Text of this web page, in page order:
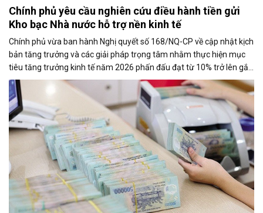
Chính phủ yêu cầu nghiên cứu điều hành tiền gửi
Kho bạc Nhà nước hỗ trợ nền kinh tế
Chính phủ vừa ban hành Nghị quyết số 168/NQ-CP về cập nhật kịch
bản tăng trưởng và các giải pháp trọng tâm nhằm thực hiện mục
tiêu tăng trưởng kinh tế năm 2026 phấn đấu đạt từ 10% trở lên gắn
với giữ vững ổn định kinh tế vĩ mô. Một trong những nhiệm vụ đáng
chú ý là nghiên cứu điều hành tiền gửi của Kho bạc Nhà nước tại
các ngân hàng thương mại để tăng nguồn vốn ngắn hạn cho nền
kinh tế.